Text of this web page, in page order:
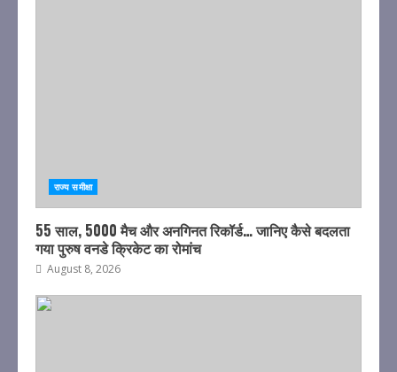
राज्य समीक्षा
55 साल, 5000 मैच और अनगिनत रिकॉर्ड… जानिए कैसे बदलता
गया पुरुष वनडे क्रिकेट का रोमांच
August 8, 2026